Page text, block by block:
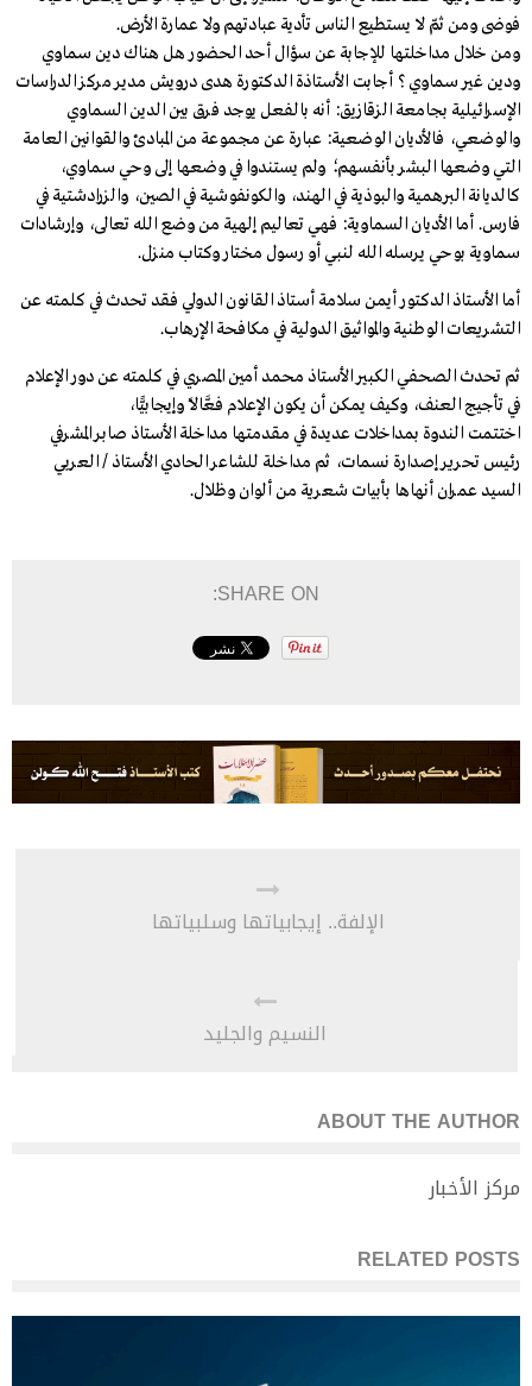
فوضى ومن ثمّ لا يستطيع الناس تأدية عبادتهم ولا عمارة الأرض.
ومن خلال مداخلتها للإجابة عن سؤال أحد الحضور هل هناك دين سماوي
ودين غير سماوي ؟ أجابت الأستاذة الدكتورة هدى درويش مدير مركز الدراسات
الإسرائيلية بجامعة الزقازيق: أنه بالفعل يوجد فرق بين الدين السماوي
والوضعي، فالأديان الوضعية: عبارة عن مجموعة من المبادئ والقوانين العامة
التي وضعها البشر بأنفسهم؛ ولم يستندوا في وضعها إلى وحي سماوي،
كالديانة البرهمية والبوذية في الهند، والكونفوشية في الصين، والزرادشتية في
فارس. أما الأديان السماوية: فهي تعاليم إلهية من وضع الله تعالى، وإرشادات
سماوية بوحي يرسله الله لنبي أو رسول مختار وكتاب منزل.
أما الأستاذ الدكتور أيمن سلامة أستاذ القانون الدولي فقد تحدث في كلمته عن
التشريعات الوطنية والمواثيق الدولية في مكافحة الإرهاب.
ثم تحدث الصحفي الكبير الأستاذ محمد أمين المصري في كلمته عن دور الإعلام
في تأجيج العنف، وكيف يمكن أن يكون الإعلام فعَّالاً وإيجابيًّا،
اختتمت الندوة بمداخلات عديدة في مقدمتها مداخلة الأستاذ صابر المشرفي
رئيس تحرير إصدارة نسمات، ثم مداخلة للشاعر الحادي الأستاذ / العربي
السيد عمران أنهاها بأبيات شعرية من ألوان وظلال.
SHARE ON:
الإلفة.. إيجابياتها وسلبياتها
النسيم والجليد
ABOUT THE AUTHOR
مركز الأخبار
RELATED POSTS